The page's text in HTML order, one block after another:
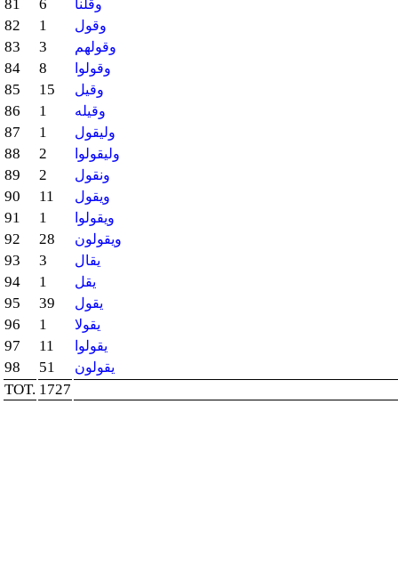
81 6 وقلنا
82 1 وقول
83 3 وقولهم
84 8 وقولوا
85 15 وقيل
86 1 وقيله
87 1 وليقول
88 2 وليقولوا
89 2 ونقول
90 11 ويقول
91 1 ويقولوا
92 28 ويقولون
93 3 يقال
94 1 يقل
95 39 يقول
96 1 يقولا
97 11 يقولوا
98 51 يقولون
TOT. 1727